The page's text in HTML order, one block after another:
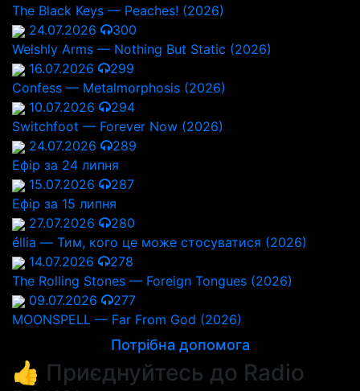
The Black Keys — Peaches! (2026)
24.07.2026
300
Welshly Arms — Nothing But Static (2026)
16.07.2026
299
Confess — Metalmorphosis (2026)
10.07.2026
294
Switchfoot — Forever Now (2026)
24.07.2026
289
Ефір за 24 липня
15.07.2026
287
Ефір за 15 липня
27.07.2026
280
éllia — Тим, кого це може стосуватися (2026)
14.07.2026
278
The Rolling Stones — Foreign Tongues (2026)
09.07.2026
277
MOONSPELL — Far From God (2026)
Потрібна допомога
👍 Приєднуйтесь до Radio